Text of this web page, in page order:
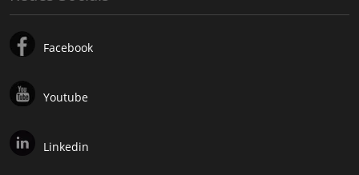
Facebook
Youtube
Linkedin